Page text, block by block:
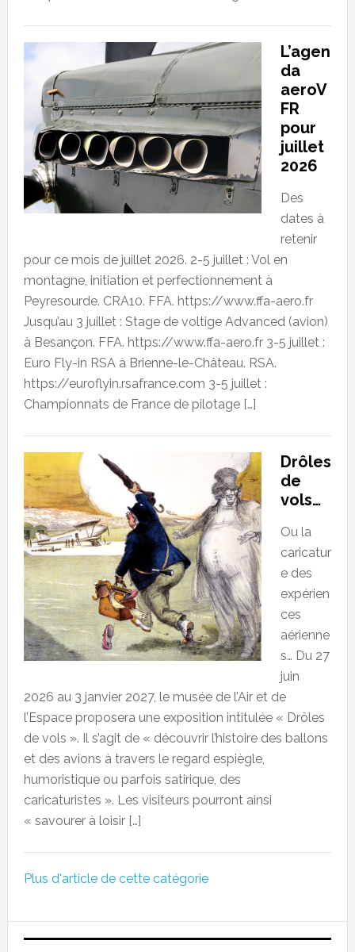
L’agen
da
aeroV
FR
pour
juillet
2026
Des
dates à
retenir
pour ce mois de juillet 2026. 2-5 juillet : Vol en
montagne, initiation et perfectionnement à
Peyresourde. CRA10. FFA. https://www.ffa-aero.fr
Jusqu’au 3 juillet : Stage de voltige Advanced (avion)
à Besançon. FFA. https://www.ffa-aero.fr 3-5 juillet :
Euro Fly-in RSA à Brienne-le-Château. RSA.
https://euroflyin.rsafrance.com 3-5 juillet :
Championnats de France de pilotage […]
Drôles
de
vols…
Ou la
caricatur
e des
expérien
ces
aérienne
s… Du 27
juin
2026 au 3 janvier 2027, le musée de l’Air et de
l’Espace proposera une exposition intitulée « Drôles
de vols ». Il s’agit de « découvrir l’histoire des ballons
et des avions à travers le regard espiègle,
humoristique ou parfois satirique, des
caricaturistes ». Les visiteurs pourront ainsi
« savourer à loisir […]
Plus d'article de cette catégorie